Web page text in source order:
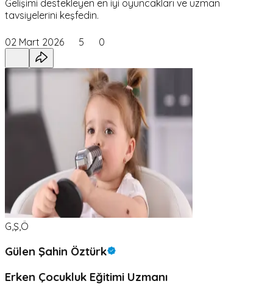
Gelişimi destekleyen en iyi oyuncakları ve uzman
tavsiyelerini keşfedin.
02 Mart 2026 5 0
G,Ş,Ö
Gülen Şahin Öztürk
Erken Çocukluk Eğitimi Uzmanı